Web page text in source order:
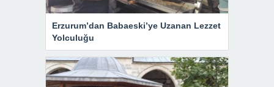
Erzurum’dan Babaeski’ye Uzanan Lezzet
Yolculuğu